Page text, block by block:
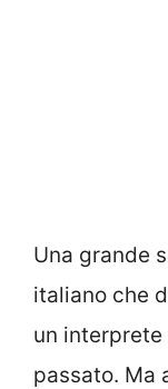
Una grande
italiano che
un interprete
passato. Ma